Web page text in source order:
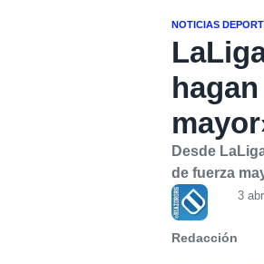
NOTICIAS
Desde
de fuerza
Redacción
3